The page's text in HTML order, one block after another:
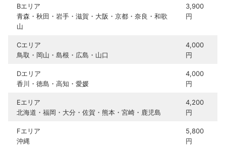
Bエリア
青森・秋田・岩手・滋賀・大阪・京都・奈良・和歌
山
3,900
円
Cエリア
鳥取・岡山・島根・広島・山口
4,000
円
Dエリア
香川・徳島・高知・愛媛
4,000
円
Eエリア
北海道・福岡・大分・佐賀・熊本・宮崎・鹿児島
4,200
円
Fエリア
沖縄
5,800
円